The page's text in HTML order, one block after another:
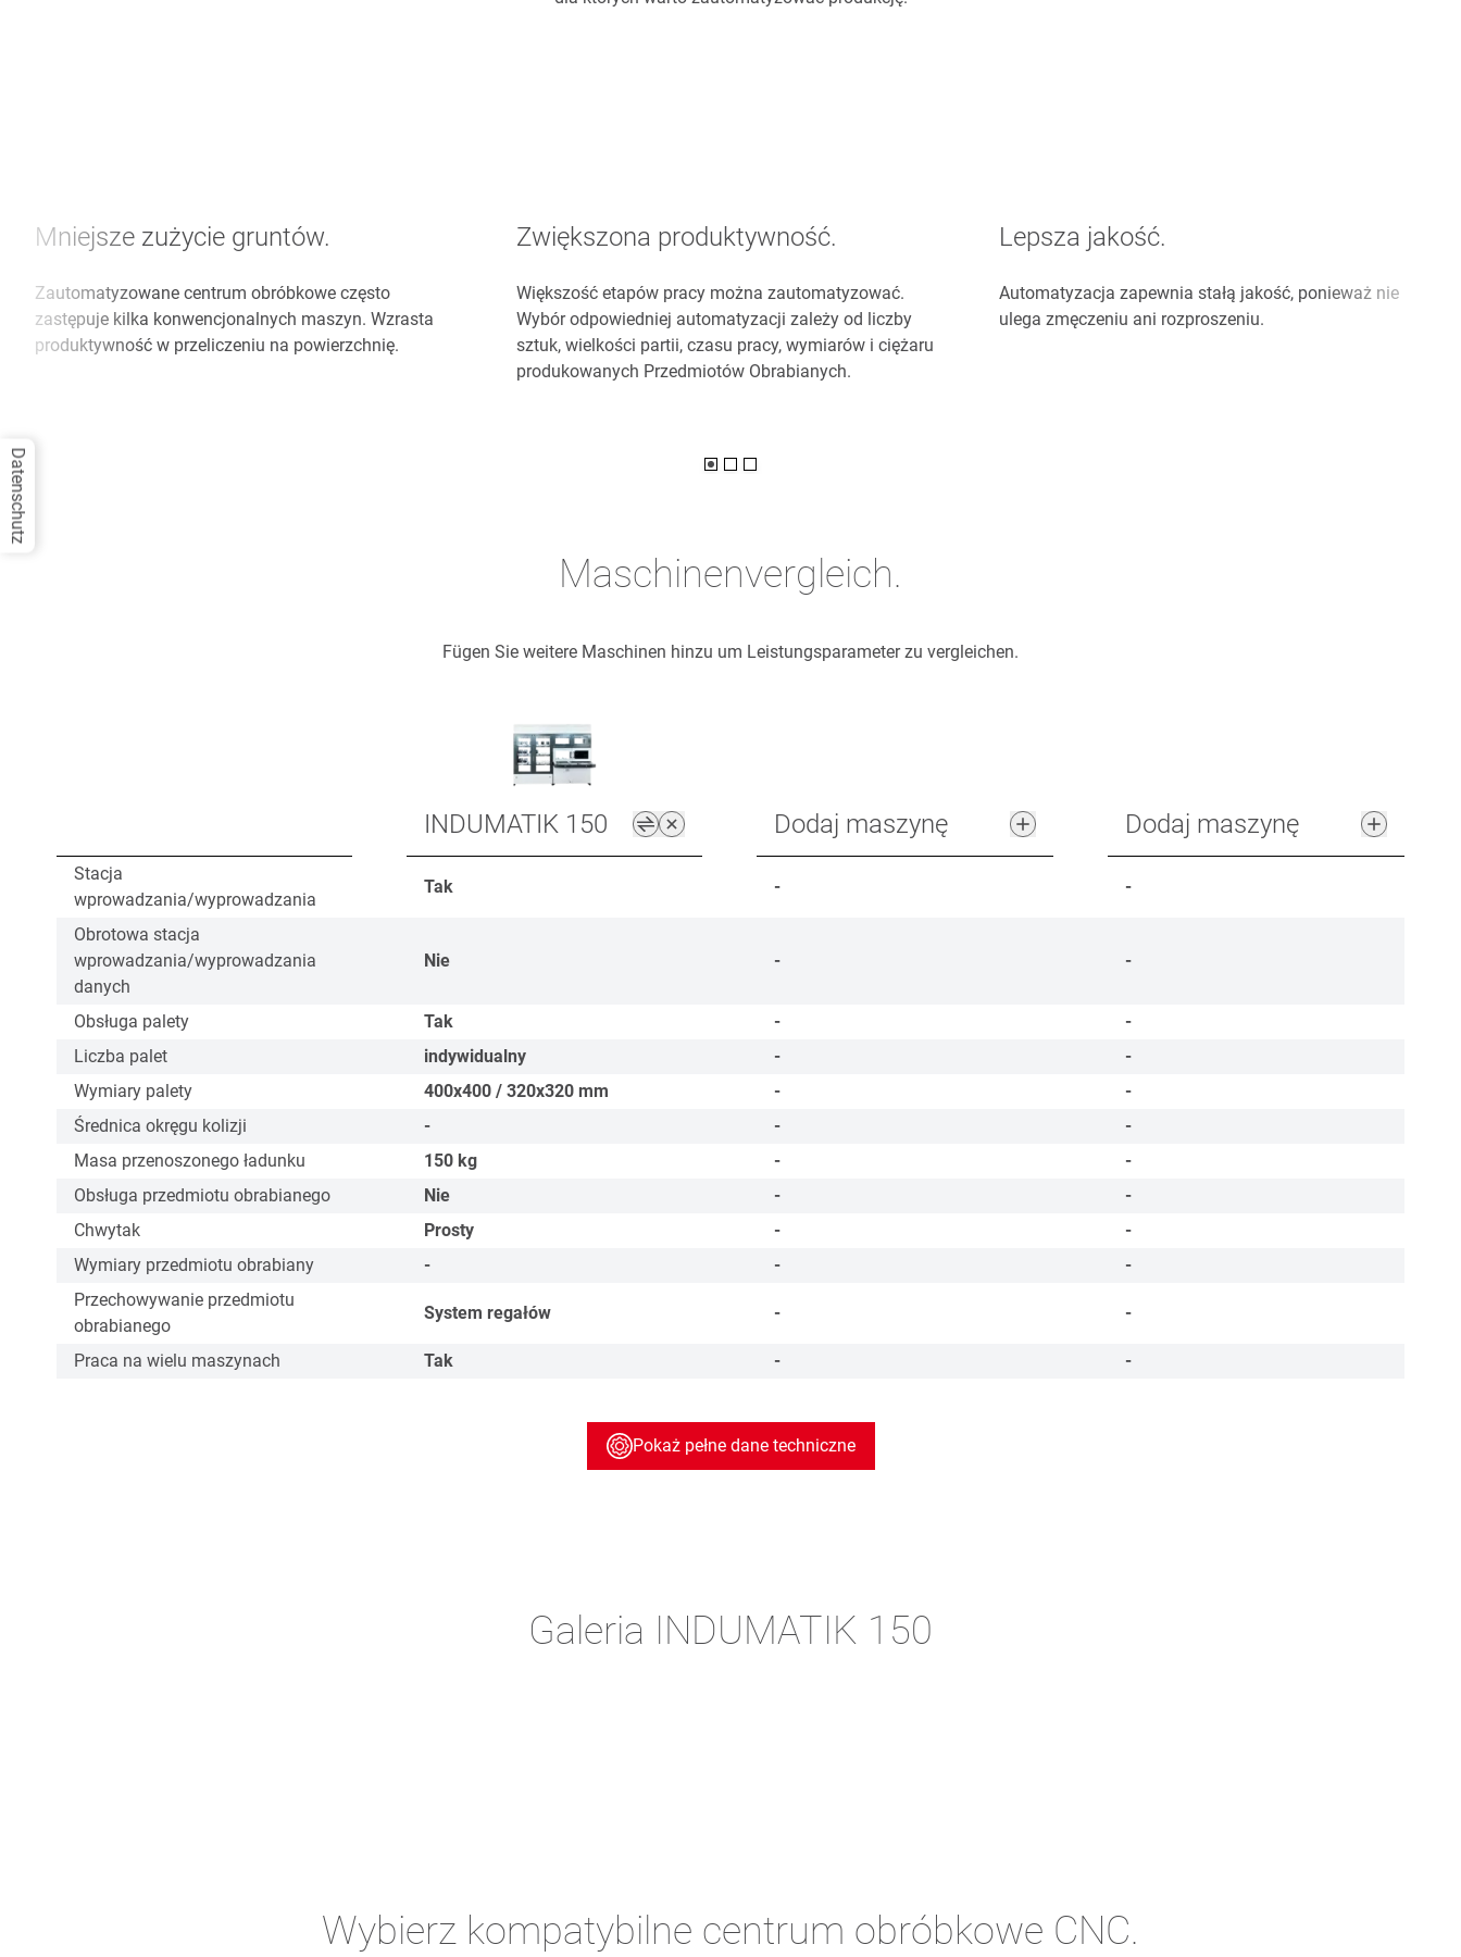
Mniejsze zużycie gruntów.
Zautomatyzowane centrum obróbkowe często
zastępuje kilka konwencjonalnych maszyn. Wzrasta
produktywność w przeliczeniu na powierzchnię.
Zwiększona produktywność.
Większość etapów pracy można zautomatyzować.
Wybór odpowiedniej automatyzacji zależy od liczby
sztuk, wielkości partii, czasu pracy, wymiarów i ciężaru
produkowanych Przedmiotów Obrabianych.
Lepsza jakość.
Automatyzacja zapewnia stałą jakość, ponieważ nie
ulega zmęczeniu ani rozproszeniu.
Maschinenvergleich.
Fügen Sie weitere Maschinen hinzu um Leistungsparameter zu vergleichen.
INDUMATIK 150 Dodaj maszynę Dodaj maszynę
Stacja
wprowadzania/wyprowadzania
Tak - -
Obrotowa stacja
wprowadzania/wyprowadzania
danych
Nie - -
Obsługa palety Tak -
-
Liczba palet
indywidualny -
-
Wymiary palety
400x400 / 320x320 mm -
-
Średnica okręgu kolizji
- -
-
Masa przenoszonego ładunku
150 kg -
-
Obsługa przedmiotu obrabianego
Nie -
-
Chwytak
Prosty -
-
Wymiary przedmiotu obrabiany
- -
-
Przechowywanie przedmiotu
obrabianego
System regałów - -
Praca na wielu maszynach Tak - -
Pokaż pełne dane techniczne
Galeria INDUMATIK 150
Wybierz kompatybilne centrum obróbkowe CNC.
Datenschutz